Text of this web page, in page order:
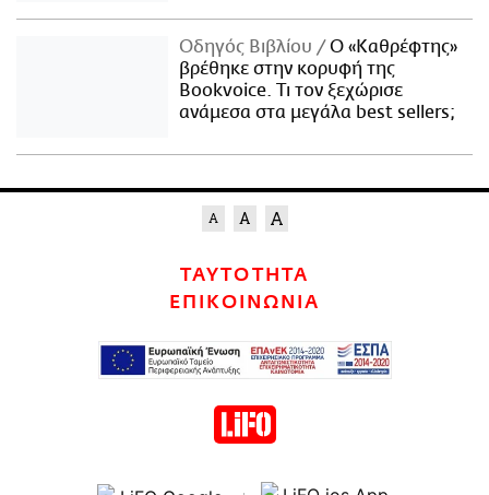
Οδηγός Βιβλίου
Ο «Καθρέφτης»
βρέθηκε στην κορυφή της
Bookvoice. Τι τον ξεχώρισε
ανάμεσα στα μεγάλα best sellers;
ΤΑΥΤΟΤΗΤΑ
ΕΠΙΚΟΙΝΩΝΙΑ